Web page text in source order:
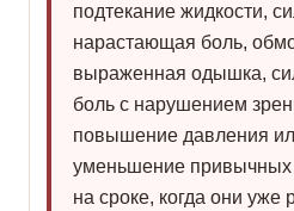
подтекание жидкости,
нарастающая боль,
выраженная одышка,
боль с нарушением
повышение давления
уменьшение
на сроке, когда они уже